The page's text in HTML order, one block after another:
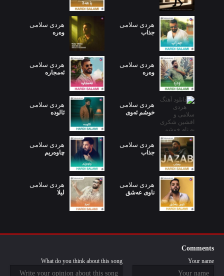
هردی سلامی
جذاب
هردی سلامی
وەرە
هردی سلامی
وەرە
هردی سلامی
ئەمجارە
هردی سلامی
خوشم ئەوی
هردی سلامی
ئالوده
هردی سلامی
جذاب
هردی سلامی
چاوەریم
هردی سلامی
ناوی عەشق
هردی سلامی
لیلا
Comments
Your name
What do you think about this song